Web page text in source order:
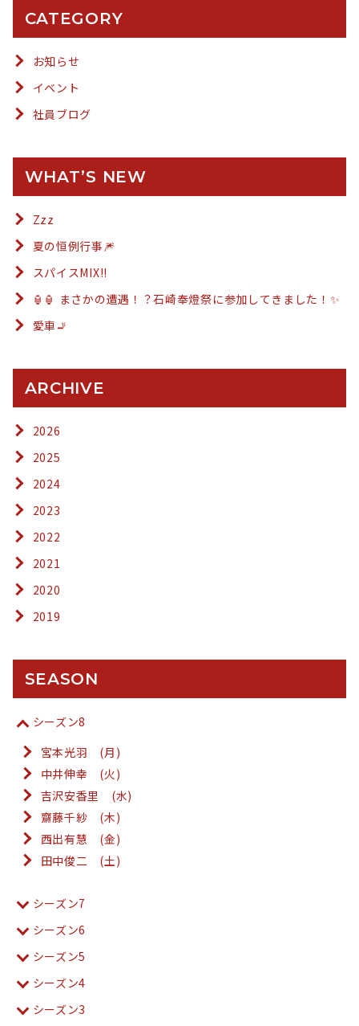
CATEGORY
お知らせ
イベント
社員ブログ
WHAT’S NEW
Zzz
夏の恒例行事🎆
スパイスMIX!!
🏮🏮 まさかの遭遇！？石崎奉燈祭に参加してきました！✨
愛車🚬
ARCHIVE
2026
2025
2024
2023
2022
2021
2020
2019
SEASON
シーズン8
宮本光羽 (月)
中井伸幸 (火)
吉沢安香里 (水)
齋藤千紗 (木)
西出有慧 (金)
田中俊二 (土)
シーズン7
シーズン6
シーズン5
シーズン4
シーズン3